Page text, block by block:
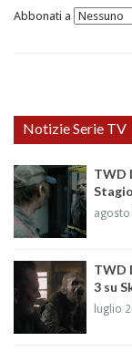
Abbonati a
Notizie Serie TV
TWD
agosto
TWD
3 su
luglio